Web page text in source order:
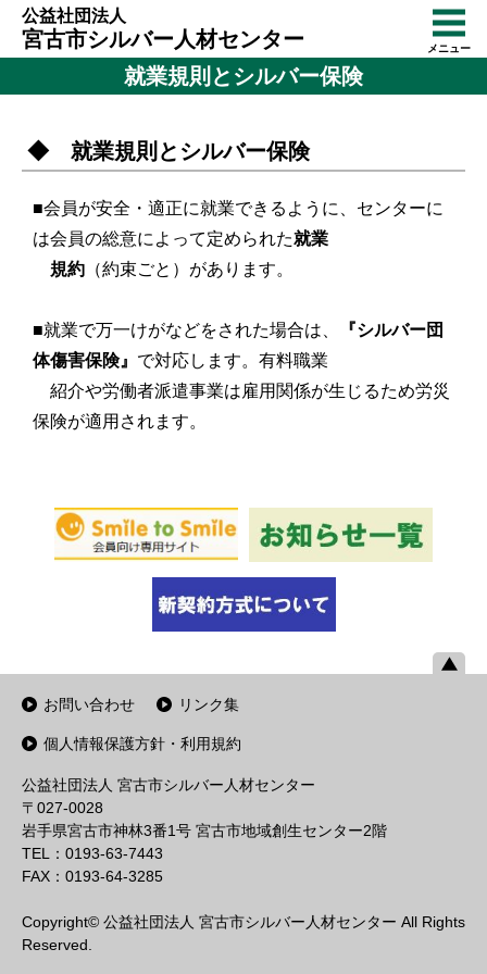
公益社団法人
宮古市シルバー人材センター メニュー
就業規則とシルバー保険
◆ 就業規則とシルバー保険
■会員が安全・適正に就業できるように、センターに
は会員の総意によって定められた就業
規約 （約束ごと）があります。
■就業で万一けがなどをされた場合は、
『シルバー団
体傷害保険』 で対応します。有料職業
紹介や労働者派遣事業は雇用関係が生じるため労災
保険が適用されます。
お問い合わせ リンク集
個人情報保護方針・利用規約
公益社団法人 宮古市シルバー人材センター
〒027-0028
岩手県宮古市神林3番1号 宮古市地域創生センター2階
TEL：0193-63-7443
FAX：0193-64-3285
Copyright© 公益社団法人 宮古市シルバー人材センター All Rights
Reserved.